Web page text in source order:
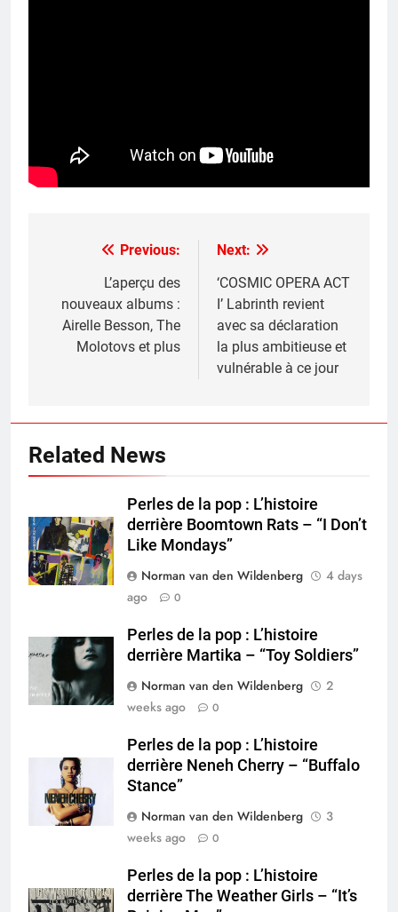
navigation
Previous:
L’aperçu des
nouveaux albums :
Airelle Besson, The
Molotovs et plus
Next:
‘COSMIC OPERA ACT
I’ Labrinth revient
avec sa déclaration
la plus ambitieuse et
vulnérable à ce jour
Related News
Perles de la pop : L’histoire
derrière Boomtown Rats – “I Don’t
Like Mondays”
Norman van den Wildenberg
4 days
ago
0
Perles de la pop : L’histoire
derrière Martika – “Toy Soldiers”
Norman van den Wildenberg
2
weeks ago
0
Perles de la pop : L’histoire
derrière Neneh Cherry – “Buffalo
Stance”
Norman van den Wildenberg
3
weeks ago
0
Perles de la pop : L’histoire
derrière The Weather Girls – “It’s